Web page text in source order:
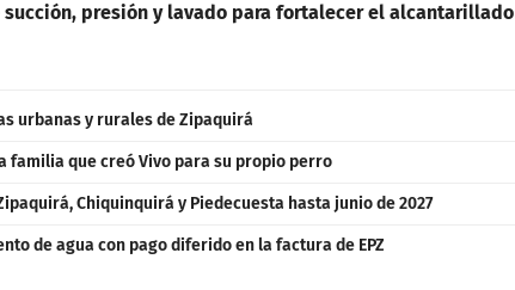
succión, presión y lavado para fortalecer el alcantarillado
urbanas y rurales de Zipaquirá
que creó Vivo para su propio perro
Chiquinquirá y Piedecuesta hasta junio de 2027
de agua con pago diferido en la factura de EPZ